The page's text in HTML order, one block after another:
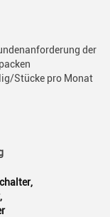
der
Stücke pro Monat
,
,